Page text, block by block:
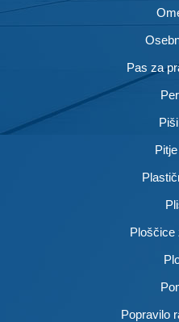
Pas za
Ploščice
Popravilo